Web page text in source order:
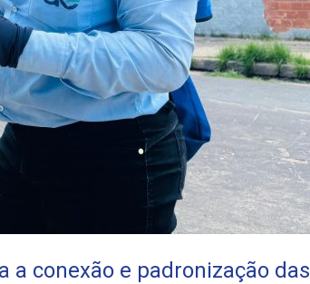
a conexão e padronização das